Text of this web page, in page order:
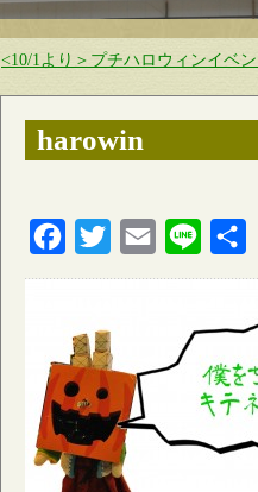
<10/1より＞プチハロウィンイベ
harowin
FacebookTwitter Email Line